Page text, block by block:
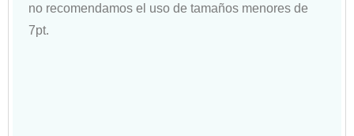
no recomendamos el uso de tamaños menores de
7pt.